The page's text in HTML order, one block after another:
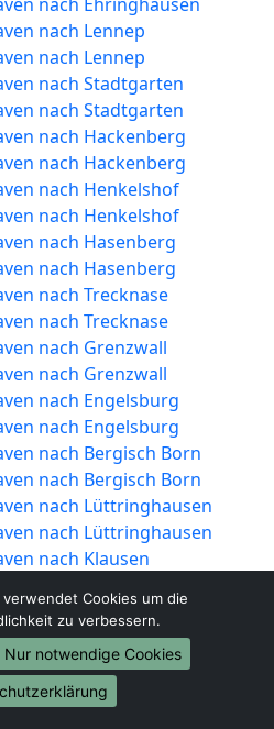
nach Lennep
nach Lennep
nach Stadtgarten
nach Stadtgarten
nach Hackenberg
nach Hackenberg
nach Henkelshof
nach Henkelshof
nach Hasenberg
nach Hasenberg
nach Trecknase
nach Trecknase
nach Grenzwall
nach Grenzwall
nach Engelsburg
nach Engelsburg
nach Bergisch Born
nach Bergisch Born
nach Lüttringhausen
nach Lüttringhausen
nach Klausen
nach Großhülsberg
nach Großhülsberg
nach Garschagen
nach Garschagen
Cookies um die
zu verbessern.
Nur notwendige Cookies